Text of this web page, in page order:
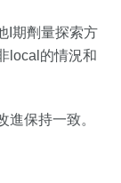
I期劑量探索方
local的情況和
保持一致。